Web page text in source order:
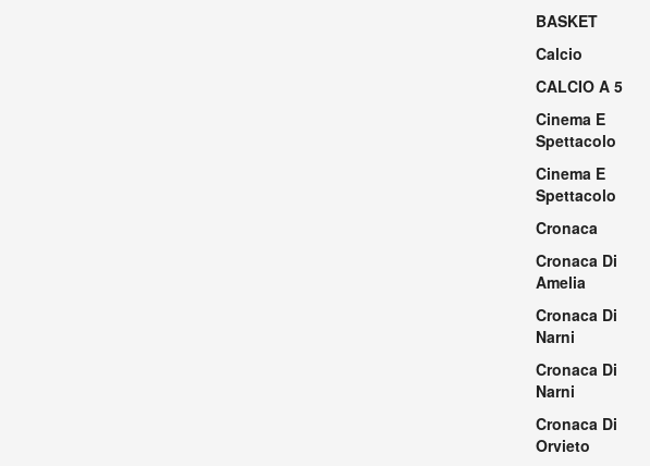
BASKET
Calcio
CALCIO A 5
Cinema E
Spettacolo
Cinema E
Spettacolo
Cronaca
Cronaca Di
Amelia
Cronaca Di
Narni
Cronaca Di
Narni
Cronaca Di
Orvieto